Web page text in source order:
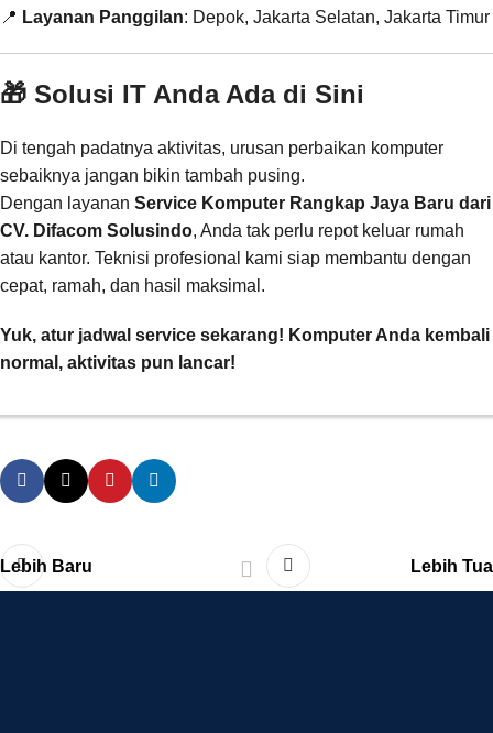
📍 Layanan Panggilan: Depok, Jakarta Selatan, Jakarta Timur
🎁 Solusi IT Anda Ada di Sini
Di tengah padatnya aktivitas, urusan perbaikan komputer
sebaiknya jangan bikin tambah pusing.
Dengan layanan Service Komputer Rangkap Jaya Baru dari
CV. Difacom Solusindo, Anda tak perlu repot keluar rumah
atau kantor. Teknisi profesional kami siap membantu dengan
cepat, ramah, dan hasil maksimal.
Yuk, atur jadwal service sekarang! Komputer Anda kembali
normal, aktivitas pun lancar!
Lebih Baru Lebih Tua